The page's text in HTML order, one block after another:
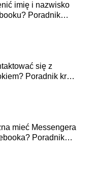
imię i nazwisko
Poradnik
się z
Poradnik krok
mieć Messengera
Poradnik